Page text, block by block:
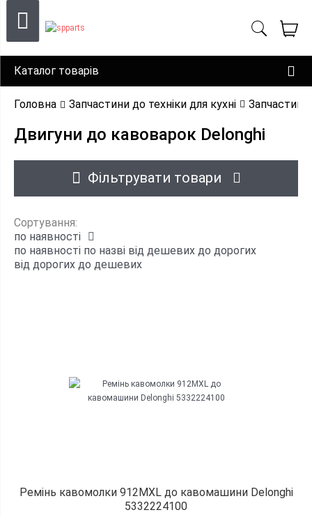
Каталог товарів
Головна Запчастини до техніки для кухні
Двигуни до кавоварок Delonghi
Фільтрувати товари
Сортування:
по наявності
по наявності по назві від дешевих до дорогих
від дорогих до дешевих
Ремінь кавомолки 912MXL до кавомашини Delonghi
5332224100